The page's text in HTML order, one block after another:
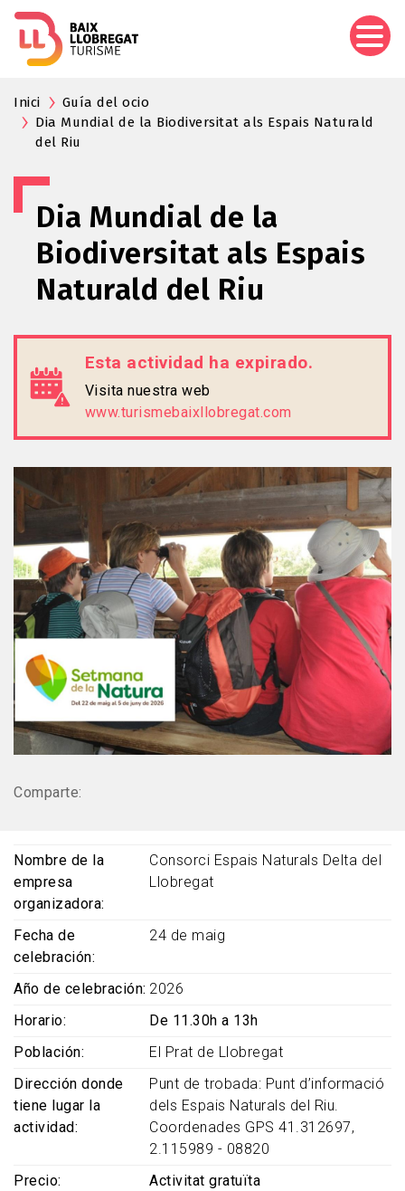
Inici
Guía del ocio
Dia Mundial de la Biodiversitat als Espais Naturald
del Riu
Dia Mundial de la
Biodiversitat als Espais
Naturald del Riu
Esta actividad ha expirado.
Visita nuestra web
www.turismebaixllobregat.com
Comparte:
Nombre de la
empresa
organizadora
Consorci Espais Naturals Delta del
Llobregat
Fecha de
celebración
24 de maig
Año de celebración 2026
Horario
De 11.30h a 13h
Población
El Prat de Llobregat
Dirección donde
tiene lugar la
actividad
Punt de trobada: Punt d’informació
dels Espais Naturals del Riu.
Coordenades GPS 41.312697,
2.115989 - 08820
Precio
Activitat gratuïta